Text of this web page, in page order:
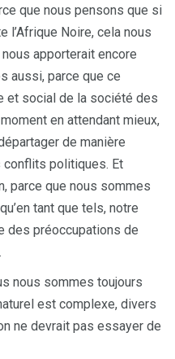
que nous pensons que si
l’Afrique Noire, cela nous
apporterait encore
aussi, parce que ce
et social de la société des
en attendant mieux,
de manière
politiques. Et
parce que nous sommes
tant que tels, notre
des préoccupations de
nous sommes toujours
est complexe, divers
ne devrait pas essayer de